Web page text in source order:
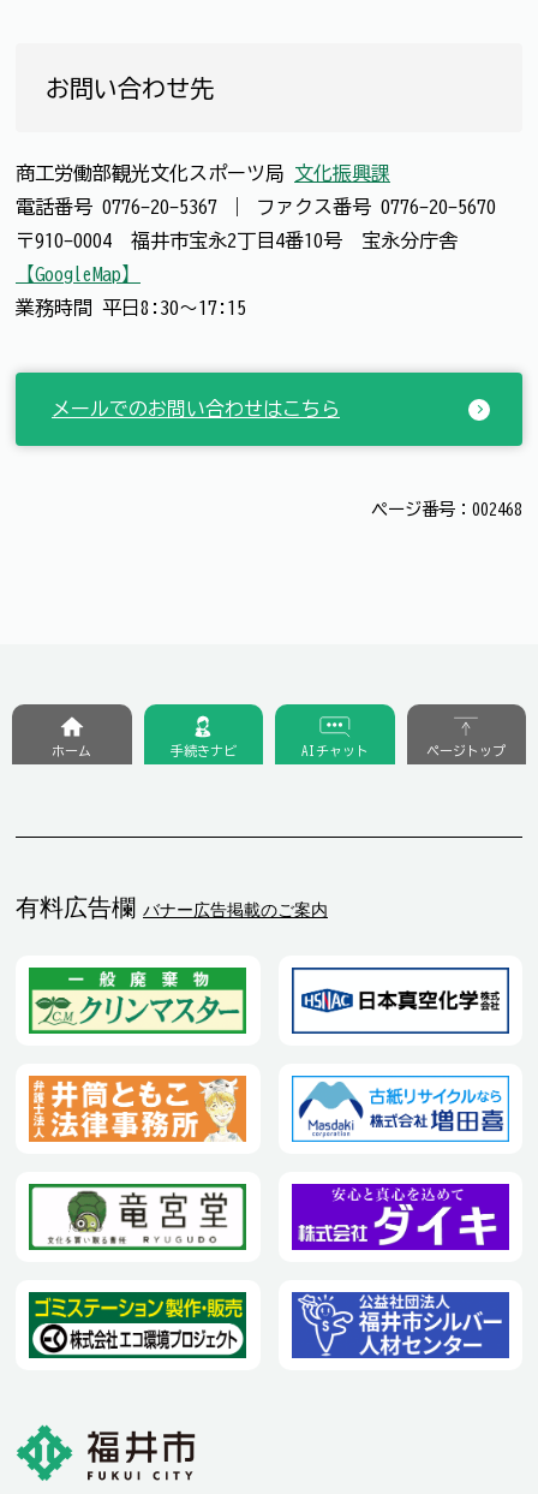
お問い合わせ先
商工労働部観光文化スポーツ局 文化振興課
電話番号 0776-20-5367 ファクス番号 0776-20-5670
〒910-0004 福井市宝永2丁目4番10号 宝永分庁舎
【GoogleMap】
業務時間 平日8:30～17:15
メールでのお問い合わせはこちら
ページ番号：002468
有料広告欄 バナー広告掲載のご案内
ホーム 手続きナビ AIチャット ページトップ